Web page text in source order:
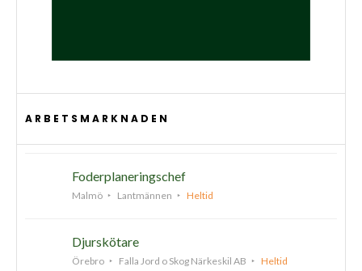
ARBETSMARKNADEN
Foderplaneringschef
Malmö Lantmännen Heltid
Djurskötare
Örebro Falla Jord o Skog Närkeskil AB Heltid